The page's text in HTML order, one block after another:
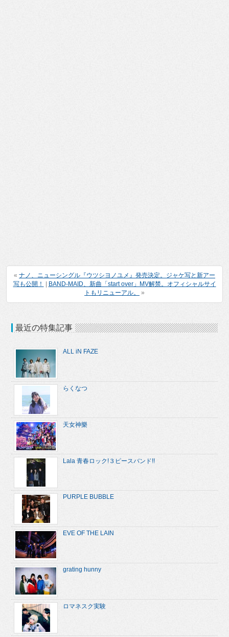
« ナノ、ニューシングル『ウツシヨノユメ』発売決定。ジャケ写と新アー
写も公開！
| BAND-MAID、新曲「start over」MV解禁。オフィシャルサイ
トもリニューアル。
»
最近の特集記事
ALL iN FAZE
らくなつ
天女神樂
Lala 青春ロック!３ピースバンド!!
PURPLE BUBBLE
EVE OF THE LAIN
grating hunny
ロマネスク実験